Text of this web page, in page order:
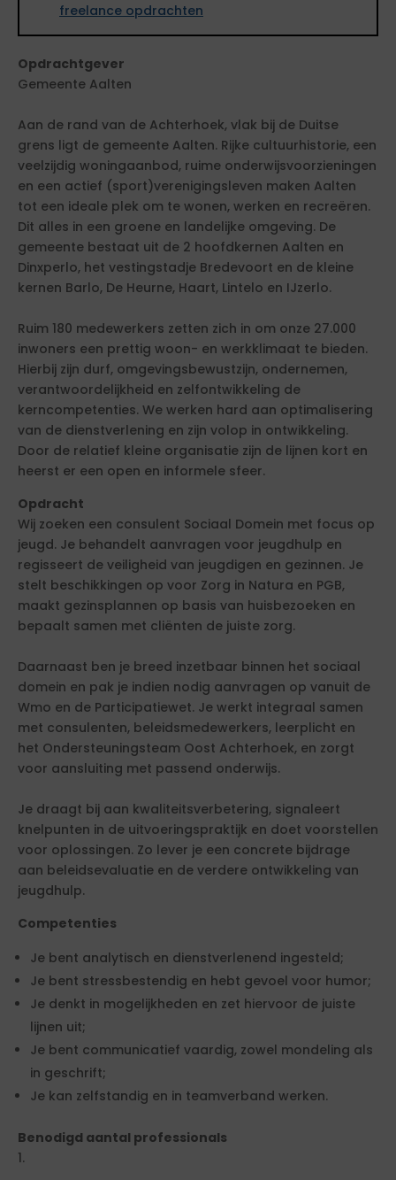
freelance opdrachten
Opdrachtgever
Gemeente Aalten
Aan de rand van de Achterhoek, vlak bij de Duitse
grens ligt de gemeente Aalten. Rijke cultuurhistorie, een
veelzijdig woningaanbod, ruime onderwijsvoorzieningen
en een actief (sport)verenigingsleven maken Aalten
tot een ideale plek om te wonen, werken en recreëren.
Dit alles in een groene en landelijke omgeving. De
gemeente bestaat uit de 2 hoofdkernen Aalten en
Dinxperlo, het vestingstadje Bredevoort en de kleine
kernen Barlo, De Heurne, Haart, Lintelo en IJzerlo.
Ruim 180 medewerkers zetten zich in om onze 27.000
inwoners een prettig woon- en werkklimaat te bieden.
Hierbij zijn durf, omgevingsbewustzijn, ondernemen,
verantwoordelijkheid en zelfontwikkeling de
kerncompetenties. We werken hard aan optimalisering
van de dienstverlening en zijn volop in ontwikkeling.
Door de relatief kleine organisatie zijn de lijnen kort en
heerst er een open en informele sfeer.
Opdracht
Wij zoeken een consulent Sociaal Domein met focus op
jeugd. Je behandelt aanvragen voor jeugdhulp en
regisseert de veiligheid van jeugdigen en gezinnen. Je
stelt beschikkingen op voor Zorg in Natura en PGB,
maakt gezinsplannen op basis van huisbezoeken en
bepaalt samen met cliënten de juiste zorg.
Daarnaast ben je breed inzetbaar binnen het sociaal
domein en pak je indien nodig aanvragen op vanuit de
Wmo en de Participatiewet. Je werkt integraal samen
met consulenten, beleidsmedewerkers, leerplicht en
het Ondersteuningsteam Oost Achterhoek, en zorgt
voor aansluiting met passend onderwijs.
Je draagt bij aan kwaliteitsverbetering, signaleert
knelpunten in de uitvoeringspraktijk en doet voorstellen
voor oplossingen. Zo lever je een concrete bijdrage
aan beleidsevaluatie en de verdere ontwikkeling van
jeugdhulp.
Competenties
Je bent analytisch en dienstverlenend ingesteld;
Je bent stressbestendig en hebt gevoel voor humor;
Je denkt in mogelijkheden en zet hiervoor de juiste
lijnen uit;
Je bent communicatief vaardig, zowel mondeling als
in geschrift;
Je kan zelfstandig en in teamverband werken.
Benodigd aantal professionals
1.